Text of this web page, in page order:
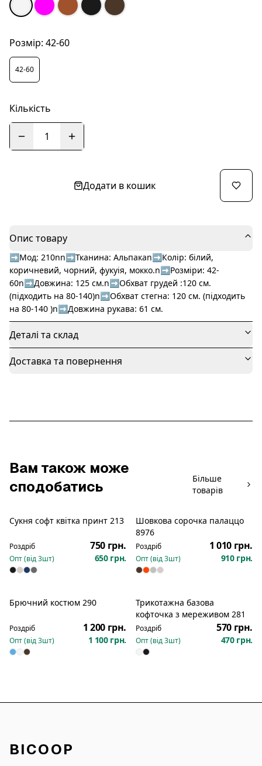
Розмір: 42-60
42-60
Кількість
1
Додати в кошик
Опис товару
➡️Мод: 210nn➡️Тканина: Альпакаn➡️Колір: білий,
коричневий, чорний, фукуія, мокко.n➡️Розміри: 42-
60n➡️Довжина: 125 см.n➡️Обхват грудей :120 см.
(підходить на 80-140)n➡️Обхват стегна: 120 см. (підходить
на 80-140 )n➡️Довжина рукава: 61 см.
Деталі та склад
Доставка та повернення
Вам також може
сподобатись
Більше
товарів
Новинка
Сукня софт квітка принт 213
Роздріб 750 грн.
Опт (від3шт) 650 грн.
Новинка
Шовкова сорочка палаццо
8976
Роздріб 1 010 грн.
Опт (від3шт) 910 грн.
Брючний костюм 290
Роздріб 1 200 грн.
Опт (від3шт) 1 100 грн.
Трикотажна базова
кофточка з мереживом 281
Роздріб 570 грн.
Опт (від3шт) 470 грн.
BICOOP